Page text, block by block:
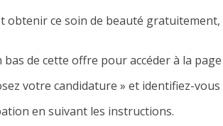
obtenir ce soin de beauté gratuitement,
de cette offre pour accéder à la
votre candidature » et identifiez-
en suivant les instructions.